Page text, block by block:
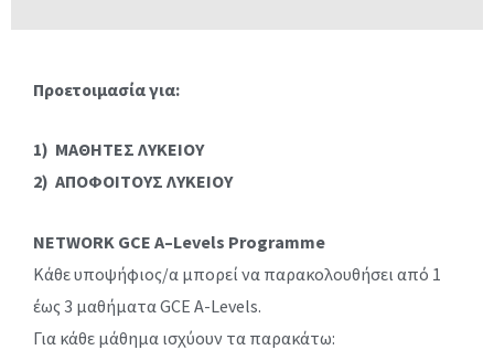
Προετοιμασία για:
1) ΜΑΘΗΤΕΣ ΛΥΚΕΙΟΥ
2) ΑΠΟΦΟΙΤΟΥΣ ΛΥΚΕΙΟΥ
NETWORK GCE A–Levels Programme
Κάθε υποψήφιος/α μπορεί να παρακολουθήσει από 1
έως 3 μαθήματα GCE A-Levels.
Για κάθε μάθημα ισχύουν τα παρακάτω: